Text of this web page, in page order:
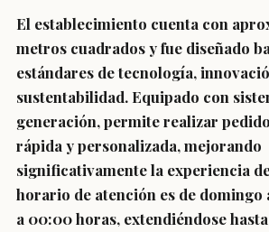
El establecimiento cuenta con
metros cuadrados y fue diseñado
estándares de tecnología,
sustentabilidad. Equipado con
generación, permite realizar
rápida y personalizada, mejorando
significativamente la experiencia
horario de atención es de domingo
a 00:00 horas, extendiéndose